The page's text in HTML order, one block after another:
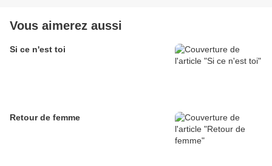
Vous aimerez aussi
Si ce n'est toi
Retour de femme